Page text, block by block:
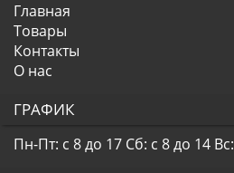
Главная
Товары
Контакты
О нас
ГРАФИК
Пн-Пт: с 8 до 17 Сб: с 8 до 14